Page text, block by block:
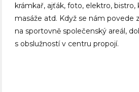
krámkař, ajťák, foto, elektro, bistro,
masáže atd. Když se nám povede
na sportovně společenský areál,
s obslužností v centru propojí.